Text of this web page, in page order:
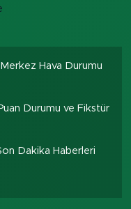
Merkez Hava Durumu
Durumu ve Fikstür
Dakika Haberleri